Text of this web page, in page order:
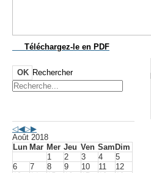
Téléchargez-le en PDF
OK Rechercher
Août 2018
Lun Mar Mer Jeu Ven Sam Dim
1
2 3 4
5
6
7 8 9 10 11
12